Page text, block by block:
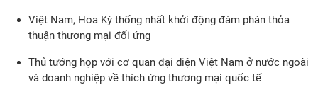
Việt Nam, Hoa Kỳ thống nhất khởi động đàm phán thỏa
thuận thương mại đối ứng
Thủ tướng họp với cơ quan đại diện Việt Nam ở nước ngoài
và doanh nghiệp về thích ứng thương mại quốc tế